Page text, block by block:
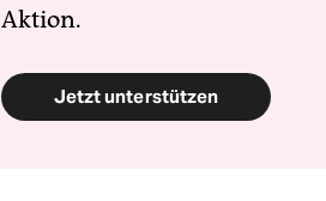
Aktion.
Jetzt unterstützen